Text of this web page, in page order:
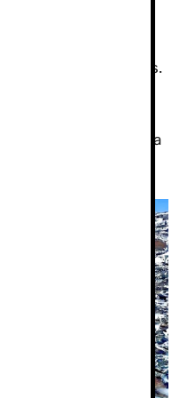
los primeros días.
solar, agua y comida